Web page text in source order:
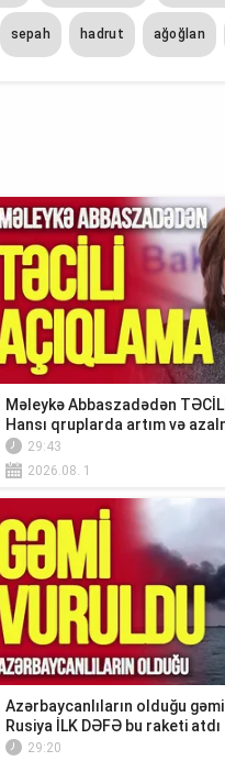
sepah hadrut ağoğlan
Məleykə Abbaszadədən
Hansı qruplarda artım və
Xə...29:43
2026.08. 1
Azərbaycanlıların olduğu gəmi
Rusiya İLK DƏFƏ bu raketi atdı
Xəbər”
29:20